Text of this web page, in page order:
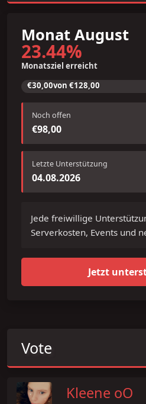
Monat August
23.44%
Monatsziel erreicht
€30,00von €128,00
Noch offen
€98,00
Letzte Unterstützung
04.08.2026
Jede freiwillige
Serverkosten, Events und
Jetzt
Vote
Kleene oO